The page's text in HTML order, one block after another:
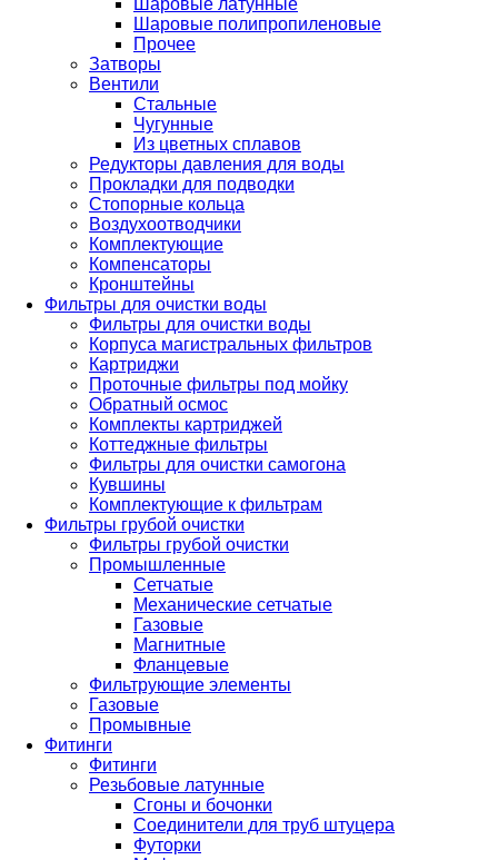
Шаровые латунные
Шаровые полипропиленовые
Прочее
Затворы
Вентили
Стальные
Чугунные
Из цветных сплавов
Редукторы давления для воды
Прокладки для подводки
Стопорные кольца
Воздухоотводчики
Комплектующие
Компенсаторы
Кронштейны
Фильтры для очистки воды
Фильтры для очистки воды
Корпуса магистральных фильтров
Картриджи
Проточные фильтры под мойку
Обратный осмос
Комплекты картриджей
Коттеджные фильтры
Фильтры для очистки самогона
Кувшины
Комплектующие к фильтрам
Фильтры грубой очистки
Фильтры грубой очистки
Промышленные
Сетчатые
Механические сетчатые
Газовые
Магнитные
Фланцевые
Фильтрующие элементы
Газовые
Промывные
Фитинги
Фитинги
Резьбовые латунные
Сгоны и бочонки
Соединители для труб штуцера
Футорки